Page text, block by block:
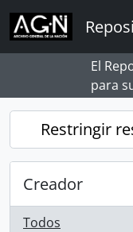
Skip to main content
El
para
Restringir
Creador
Todos